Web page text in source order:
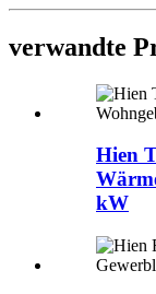
verwandte
Hien
kW